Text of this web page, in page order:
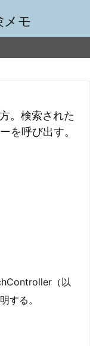
メモ
。検索された
を呼び出す。
（以
する。